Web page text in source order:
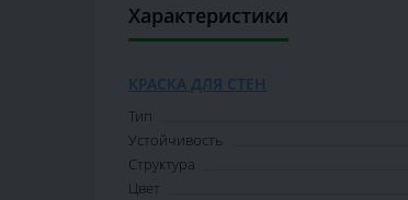
Характеристики
КРАСКА ДЛЯ СТЕН
Тип
Устойчивость
Структура
Цвет